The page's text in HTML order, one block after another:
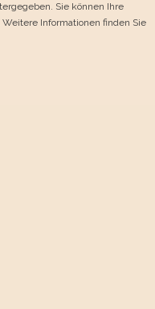
Sie können Ihre
Informationen finden Sie